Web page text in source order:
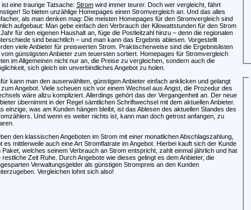
ist eine traurige Tatsache: Stromwird immer teurer. Doch wer vergleicht, fährt
So bieten unzählige Homepages einen Stromvergleich an. Und das alles
als man denken mag: Die meisten Homepages für den Stromvergleich sind
aufgebaut: Man gebe einfach den Verbrauch der Kilowattstunden für den Strom
für den eigenen Haushalt an, füge die Postleitzahl hinzu – denn die regionalen
sind beachtlich – und man kann das Ergebnis ablesen. Vorgestellt
viele Anbieter für preiswerten Strom. Praktischerweise sind die Ergebnislisten
vom günstigsten Anbieter zum teuersten sortiert. Homepages für Stromvergleich
im Allgemeinen nicht nur an, die Preise zu vergleichen, sondern auch die
sich gleich ein unverbindliches Angebot zu holen.
kann man den auserwählten, günstigen Anbieter einfach anklicken und gelangt
Angebot. Viele scheuen sich vor einem Wechsel aus Angst, die Prozedur des
wäre allzu kompliziert. Allerdings gehört das der Vergangenheit an. Der neue
übernimmt in der Regel sämtlichen Schriftwechsel mit dem aktuellen Anbieter.
einzige, was am Kunden hängen bleibt, ist das Ablesen des aktuellen Standes des
Und wenn es weiter nichts ist, kann man doch getrost anfangen, zu
den klassischen Angeboten im Strom mit einer monatlichen Abschlagszahlung,
es mittlerweile auch eine Art Stromflatrate im Angebot. Hierbei kauft sich der Kunde
Paket, welches seinem Verbrauch an Strom entspricht, zahlt einmal jährlich und hat
restliche Zeit Ruhe. Durch Angebote wie dieses gelingt es dem Anbieter, die
Verwaltungsgelder als günstigen Strompreis an den Kunden
Vergleichen lohnt sich also!